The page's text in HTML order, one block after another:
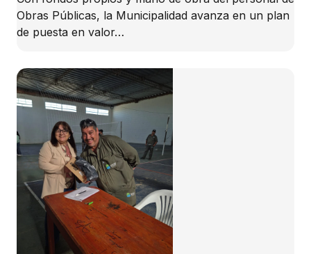
Obras Públicas, la Municipalidad avanza en un plan
de puesta en valor…